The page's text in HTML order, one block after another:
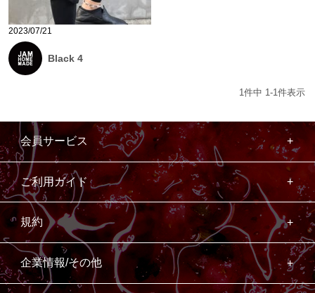
2023/07/21
Black 4
1 件中 1 -1 件表示
会員サービス
ご利用ガイド
規約
企業情報/その他